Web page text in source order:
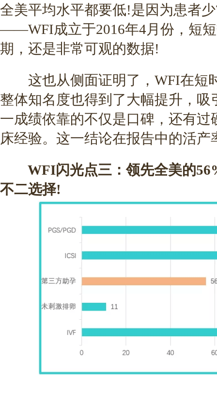
全美平均水平都要低!是因为患者
——WFI成立于2016年4月份，短
期，还是非常可观的数据!
这也从侧面证明了，WFI在短
整体知名度也得到了大幅提升，
一成绩依靠的不仅是口碑，还有
床经验。这一结论在报告中的活
WFI闪光点三：领先全美的
不二选择!